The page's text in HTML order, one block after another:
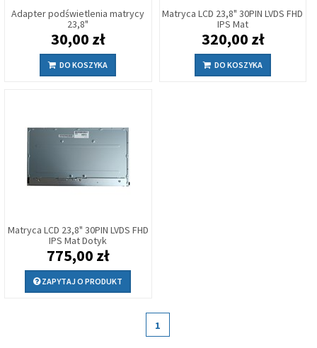
Adapter podświetlenia matrycy
23,8"
30,00 zł
DO KOSZYKA
Matryca LCD 23,8" 30PIN LVDS FHD
IPS Mat
320,00 zł
DO KOSZYKA
Matryca LCD 23,8" 30PIN LVDS FHD
IPS Mat Dotyk
775,00 zł
ZAPYTAJ O PRODUKT
1